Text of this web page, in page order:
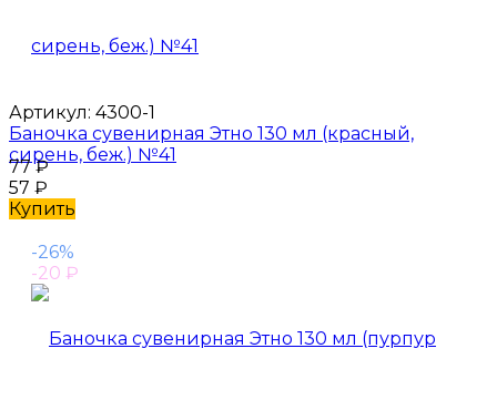
Артикул: 4300-1
Баночка сувенирная Этно 130 мл (красный,
сирень, беж.) №41
77₽
57 ₽
Купить
-26%
-20 ₽